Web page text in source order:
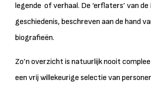
legende of verhaal. De ‘erflaters’ van
geschiedenis, beschreven aan de hand
biografieën.
Zo’n overzicht is natuurlijk nooit
een vrij willekeurige selectie van